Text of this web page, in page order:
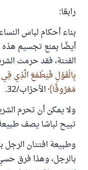
رابعًا:
بناء أحكام لباس
أيضًا بمنع تجسيم هذه
الفتنة، فقد حرمت
بِالْقَوْلِ فَيَطْمَعَ الَّذِي
مَعْرُوفًا الأحزاب/32.
ولا يمكن أن تحرم
تبيح لباسًا يصف طبيعة
وطبيعة افتتان الرجل
بالرجل، وهذا فرق